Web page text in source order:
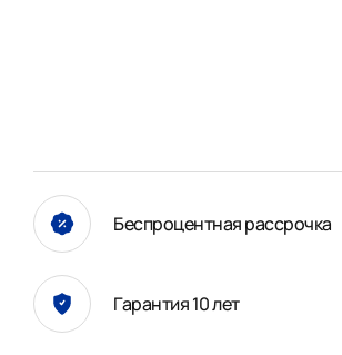
Беспроцентная рассрочка
Гарантия 10 лет